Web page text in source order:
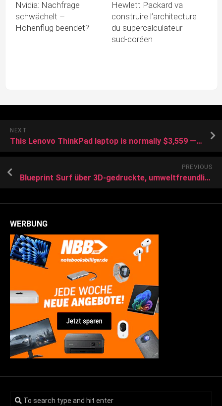
Nvidia: Nachfrage
schwächelt –
Höhenflug beendet?
Hewlett Packard va
construire l’architecture
du supercalculateur
sud-coréen
NEXT
This Lenovo ThinkPad laptop is normally $3,559 — today it’s $1,673
PREVIOUS
Blueprint Surf über 3D-gedruckte, umweltfreundliche Surfboards
WERBUNG